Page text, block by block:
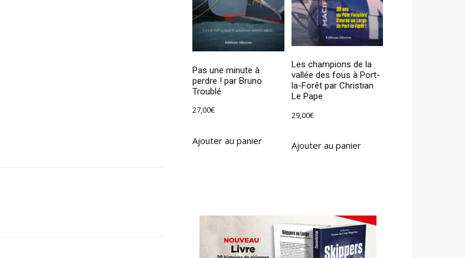
Pas une minute à
perdre ! par Bruno
Troublé
27,00€
Ajouter au panier
Les champions de la
vallée des fous à Port-
la-Forêt par Christian
Le Pape
29,00€
Ajouter au panier